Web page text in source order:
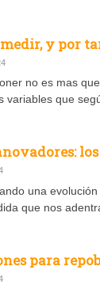
medir, y por
no es mas
variables que
una
que nos
para